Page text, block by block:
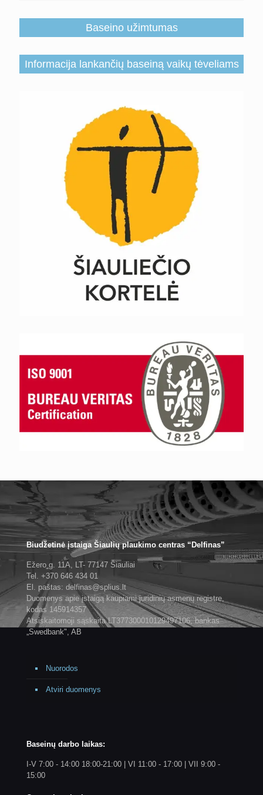
Baseino užimtumas
Informacija lankančių baseiną vaikų tėveliams
Biudžetinė įstaiga Šiaulių plaukimo centras “Delfinas”
Ežero g. 11A, LT- 77147 Šiauliai
Tel. +370 646 434 01
El. paštas: delfinas@splius.lt
Duomenys apie įstaigą kaupiami juridinių asmenų registre,
kodas 145914357
Atsiskaitomoji sąskaita LT377300010129497106, bankas
„Swedbank", AB
Nuorodos
Atviri duomenys
Baseinų darbo laikas:
I-V 7:00 - 14:00 18:00-21:00 | VI 11:00 - 17:00 | VII 9:00 -
15:00